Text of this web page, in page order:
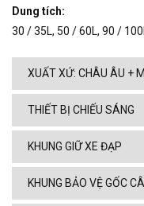
Dung tích:
30 / 35L, 50 / 60L, 90 /
XUẤT XỨ: CHÂU ÂU +
THIẾT BỊ CHIẾU SÁNG
KHUNG GIỮ XE ĐẠP
KHUNG BẢO VỆ GỐC